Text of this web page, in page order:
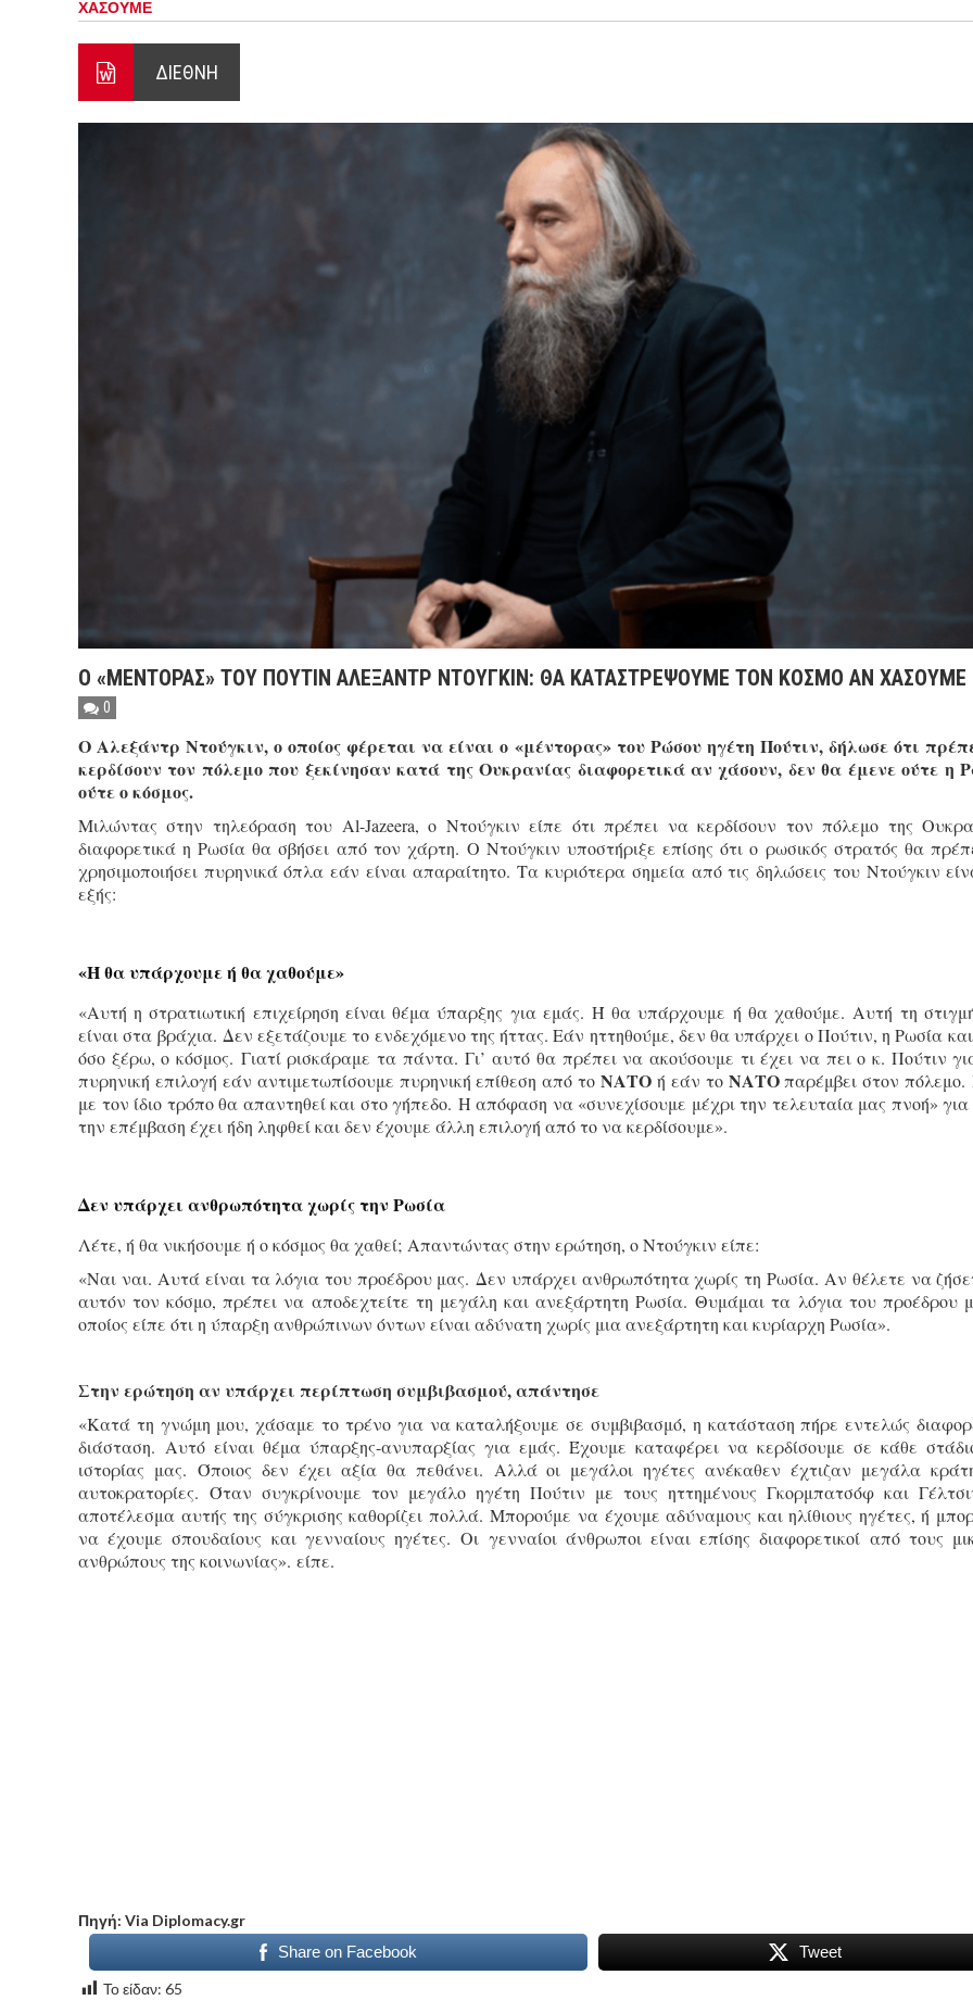
ΧΑΣΟΥΜΕ
ΔΙΕΘΝΗ
Ο «ΜΕΝΤΟΡΑΣ» ΤΟΥ ΠΟΥΤΙΝ ΑΛΕΞΑΝΤΡ ΝΤΟΥΓΚΙΝ: ΘΑ ΚΑΤΑΣΤΡΕΨΟΥΜΕ ΤΟΝ ΚΟΣΜΟ ΑΝ ΧΑΣΟΥΜΕ
0
Ο Αλεξάντρ Ντούγκιν, ο οποίος φέρεται να είναι ο «μέντορας» του Ρώσου ηγέτη Πούτιν, δήλωσε ότι
κερδίσουν τον πόλεμο που ξεκίνησαν κατά της Ουκρανίας διαφορετικά αν χάσουν, δεν θα έμενε ούτε η
ούτε ο κόσμος.
Μιλώντας στην τηλεόραση του Al-Jazeera, ο Ντούγκιν είπε ότι πρέπει να κερδίσουν τον πόλεμο της
διαφορετικά η Ρωσία θα σβήσει από τον χάρτη. Ο Ντούγκιν υποστήριξε επίσης ότι ο ρωσικός στρατός θα
χρησιμοποιήσει πυρηνικά όπλα εάν είναι απαραίτητο. Τα κυριότερα σημεία από τις δηλώσεις του Ντούγκιν
εξής:
«Ή θα υπάρχουμε ή θα χαθούμε»
«Αυτή η στρατιωτική επιχείρηση είναι θέμα ύπαρξης για εμάς. Ή θα υπάρχουμε ή θα χαθούμε. Αυτή τη
είναι στα βράχια. Δεν εξετάζουμε το ενδεχόμενο της ήττας. Εάν ηττηθούμε, δεν θα υπάρχει ο Πούτιν, η Ρωσία
όσο ξέρω, ο κόσμος. Γιατί ρισκάραμε τα πάντα. Γι’ αυτό θα πρέπει να ακούσουμε τι έχει να πει ο κ. Πούτιν
πυρηνική επιλογή εάν αντιμετωπίσουμε πυρηνική επίθεση από το ΝΑΤΟ ή εάν το ΝΑΤΟπαρέμβει στον πόλεμο.
με τον ίδιο τρόπο θα απαντηθεί και στο γήπεδο. Η απόφαση να «συνεχίσουμε μέχρι την τελευταία μας πνοή»
την επέμβαση έχει ήδη ληφθεί και δεν έχουμε άλλη επιλογή από το να κερδίσουμε».
Δεν υπάρχει ανθρωπότητα χωρίς την Ρωσία
Λέτε, ή θα νικήσουμε ή ο κόσμος θα χαθεί; Απαντώντας στην ερώτηση, ο Ντούγκιν είπε:
«Ναι ναι. Αυτά είναι τα λόγια του προέδρου μας. Δεν υπάρχει ανθρωπότητα χωρίς τη Ρωσία. Αν θέλετε να
αυτόν τον κόσμο, πρέπει να αποδεχτείτε τη μεγάλη και ανεξάρτητη Ρωσία. Θυμάμαι τα λόγια του προέδρου
οποίος είπε ότι η ύπαρξη ανθρώπινων όντων είναι αδύνατη χωρίς μια ανεξάρτητη και κυρίαρχη Ρωσία».
Στην ερώτηση αν υπάρχει περίπτωση συμβιβασμού, απάντησε
«Κατά τη γνώμη μου, χάσαμε το τρένο για να καταλήξουμε σε συμβιβασμό, η κατάσταση πήρε εντελώς
διάσταση. Αυτό είναι θέμα ύπαρξης-ανυπαρξίας για εμάς. Έχουμε καταφέρει να κερδίσουμε σε κάθε
ιστορίας μας. Όποιος δεν έχει αξία θα πεθάνει. Αλλά οι μεγάλοι ηγέτες ανέκαθεν έχτιζαν μεγάλα
αυτοκρατορίες. Όταν συγκρίνουμε τον μεγάλο ηγέτη Πούτιν με τους ηττημένους Γκορμπατσόφ και
αποτέλεσμα αυτής της σύγκρισης καθορίζει πολλά. Μπορούμε να έχουμε αδύναμους και ηλίθιους ηγέτες, ή
να έχουμε σπουδαίους και γενναίους ηγέτες. Οι γενναίοι άνθρωποι είναι επίσης διαφορετικοί από τους
ανθρώπους της κοινωνίας». είπε.
Πηγή: Via Diplomacy.gr
Share on Facebook
Tweet
Το είδαν: 65